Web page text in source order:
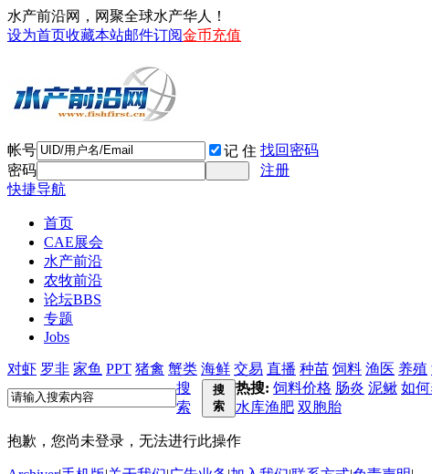
水产前沿网，网聚全球水产华人！
设为首页收藏本站邮件订阅金币充值
帐号 记 住 找回密码
密码
注册
快捷导航
首页
CAE展会
水产前沿
农牧前沿
论坛BBS
专题
Jobs
对虾 罗非 家鱼 PPT 猪禽 蟹类 海鲜 交易 直播 种苗 饲料 渔医 养殖
搜
索
搜
索
热搜: 饲料价格 肠炎 泥鳅 如
水库渔肥 双胞胎
抱歉，您尚未登录，无法进行此操作